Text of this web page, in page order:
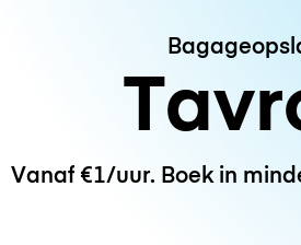
Vanaf €1/uur. Boek in